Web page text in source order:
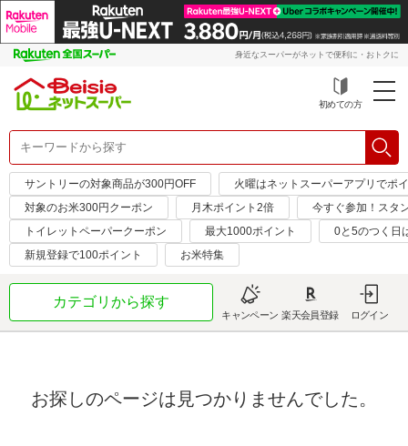
身近なスーパーがネットで便利に・おトクに
初めての方
サントリーの対象商品が300円OFF
火曜はネットスーパーアプリでポ
対象のお米300円クーポン
月木ポイント2倍
今すぐ参加！スタ
トイレットペーパークーポン
最大1000ポイント
0と5のつく日
新規登録で100ポイント
お米特集
カテゴリから探す
キャンペーン 楽天会員登録 ログイン
お探しのページは見つかりませんでした。